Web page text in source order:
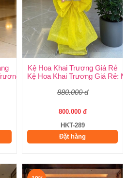
Tone Vàng Đẹp, Sang Trọng,
Kệ Hoa Khai Trương Giá Rẻ
Kệ Hoa Khai Trương Giá Rẻ:
880.000 đ
800.000 đ
HKT-289
Đặt hàng